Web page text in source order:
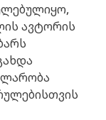
ავტორის